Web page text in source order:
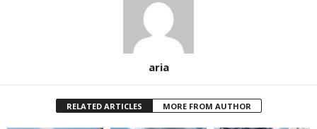
aria
RELATED ARTICLES MORE FROM AUTHOR